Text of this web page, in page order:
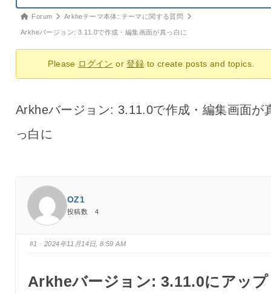
ゲ
ー
パ
ン
ナ
Forum Arkheテーマ本体: テーマに関する質問
Arkheバージョン: 3.11.0で作成・編集画面が真っ白に
Please ログイン or登録 to create posts and topics.
Arkheバージョン: 3.11.0で作成・編集画面が
っ白に
OZ1
投稿数 4
#1 · 2024年11月14日, 8:59 AM
Arkheバージョン: 3.11.0にアップ